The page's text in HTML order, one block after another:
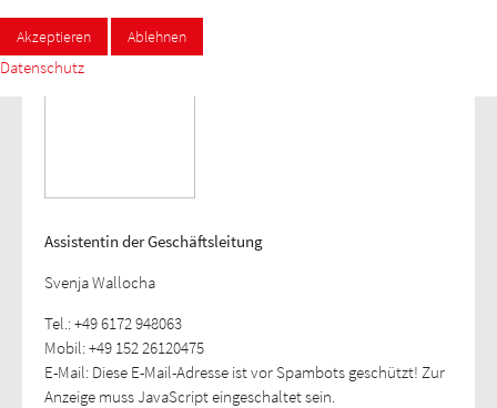
Assistentin der Geschäftsleitung
Svenja Wallocha
Tel.: +49 6172 948063
Mobil: +49 152 26120475
E-Mail: Diese E-Mail-Adresse ist vor Spambots geschützt! Zur
Anzeige muss JavaScript eingeschaltet sein.
Akzeptieren Ablehnen
Datenschutz